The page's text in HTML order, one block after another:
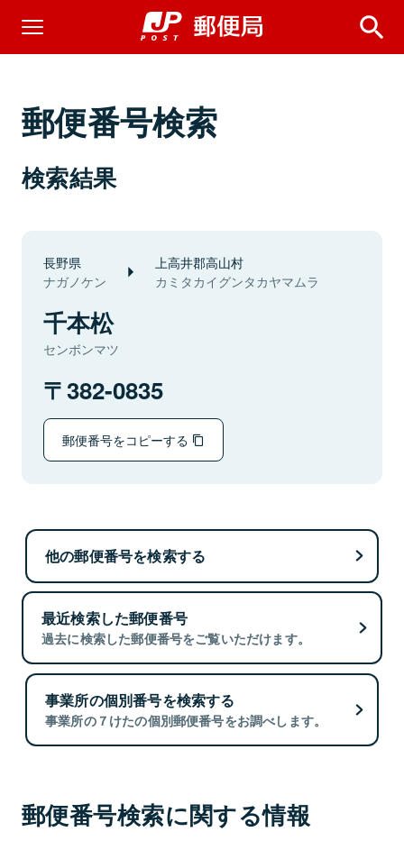
郵便番号検索
検索結果
長野県
ナガノケン
上高井郡高山村
カミタカイグンタカヤマムラ
千本松
センボンマツ
382-0835
郵便番号をコピーする
他の郵便番号を検索する
最近検索した郵便番号
過去に検索した郵便番号をご覧いただけます。
事業所の個別番号を検索する
事業所の７けたの個別郵便番号をお調べします。
郵便番号検索に関する情報